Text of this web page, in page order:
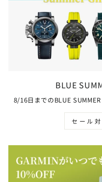
BLUE
8/16日までのBLUE
セール